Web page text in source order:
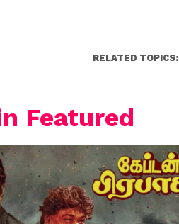
RELATED TOPICS:
Featured